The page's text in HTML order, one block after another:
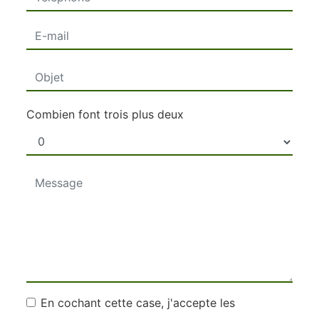
Combien font trois plus deux
En cochant cette case, j'accepte les